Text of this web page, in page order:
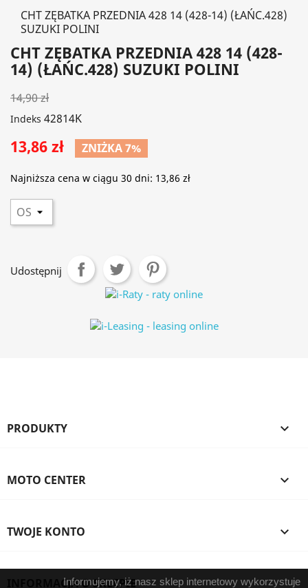
CHT ZĘBATKA PRZEDNIA 428 14 (428-14) (ŁAŃC.428)
SUZUKI POLINI
CHT ZĘBATKA PRZEDNIA 428 14 (428-
14) (ŁAŃC.428) SUZUKI POLINI
14,90 zł
Indeks 42814K
13,86 zł ZNIŻKA 7%
Najniższa cena w ciągu 30 dni: 13,86 zł
Udostępnij
PRODUKTY 
MOTO CENTER 
TWOJE KONTO 
INFORMACJA O SKLEPIE
Informujemy, iż nasz sklep internetowy wykorzystuje